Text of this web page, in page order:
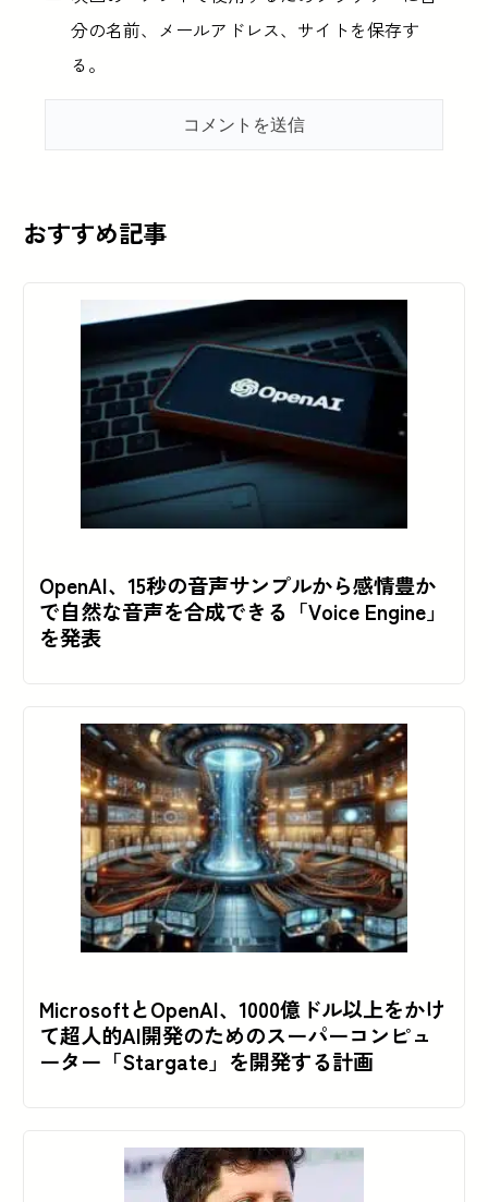
分の名前、メールアドレス、サイトを保存す
る。
おすすめ記事
OpenAI、15秒の音声サンプルから感情豊か
で自然な音声を合成できる「Voice Engine」
を発表
MicrosoftとOpenAI、1000億ドル以上をかけ
て超人的AI開発のためのスーパーコンピュ
ーター「Stargate」を開発する計画